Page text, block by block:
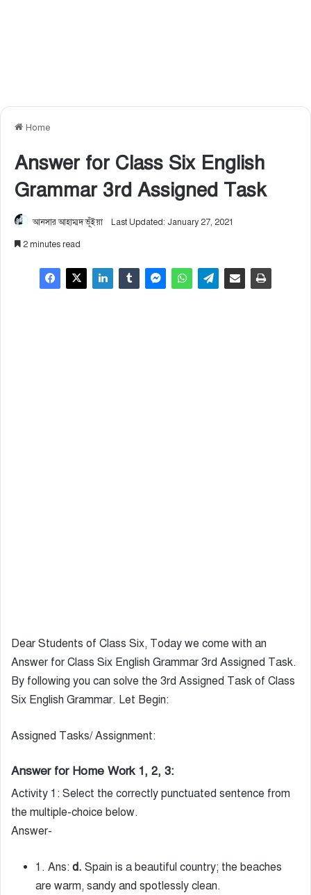
Home
Answer for Class Six English
Grammar 3rd Assigned Task
আনসার আহাম্মদ ভূঁইয়া Last Updated: January 27, 2021
2 minutes read
Dear Students of Class Six, Today we come with an
Answer for Class Six English Grammar 3rd Assigned Task.
By following you can solve the 3rd Assigned Task of Class
Six English Grammar. Let Begin:
Assigned Tasks/ Assignment:
Answer for Home Work 1, 2, 3:
Activity 1: Select the correctly punctuated sentence from
the multiple-choice below.
Answer-
1. Ans: d. Spain is a beautiful country; the beaches
are warm, sandy and spotlessly clean.